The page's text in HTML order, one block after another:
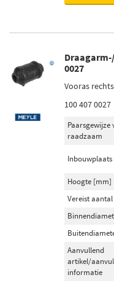
0027
Vooras
100 407 0027
Paarsgewijze
raadzaam
Inbouwplaats
Hoogte [mm]
Vereist
Aanvullend
artikel/
informatie